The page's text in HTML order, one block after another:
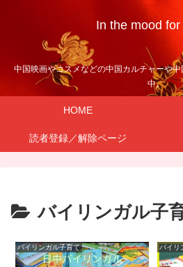
In the mood
中国映画やコスメなどの中国カルチャーや
中。
HOME
読者登録／解除ページ
バイリンガル子
バイリンガル子育て バイリ